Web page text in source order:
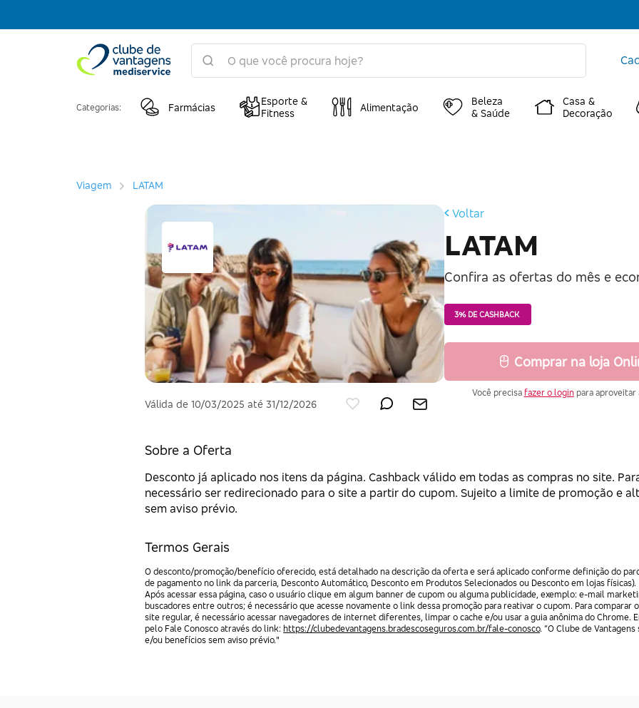
Categorias: Farmácias
Esporte &
Fitness
Alimentação
Beleza
& Saúde
Casa &
Decoração
Viagem LATAM
Válida de 10/03/2025 até 31/12/2026
Voltar
LATAM
Confira as ofertas do mês e
3% DE CASHBACK
Comprar na loja
Você precisa fazer o loginpara aproveitar
Sobre a Oferta
Desconto já aplicado nos itens da página. Cashback válido em todas as compras no site.
necessário ser redirecionado para o site a partir do cupom. Sujeito a limite de promoção e
sem aviso prévio.
Termos Gerais
O desconto/promoção/benefício oferecido, está detalhado na descrição da oferta e será aplicado conforme definição do
de pagamento no link da parceria, Desconto Automático, Desconto em Produtos Selecionados ou Desconto em lojas físicas).
Após acessar essa página, caso o usuário clique em algum banner de cupom ou alguma publicidade, exemplo: e-mail
buscadores entre outros; é necessário que acesse novamente o link dessa promoção para reativar o cupom. Para
site regular, é necessário acessar navegadores de internet diferentes, limpar o cache e/ou usar a guia anônima do Chrome.
pelo Fale Conosco através do link: https://clubedevantagens.bradescoseguros.com.br/fale-conosco. “O Clube de
e/ou benefícios sem aviso prévio."